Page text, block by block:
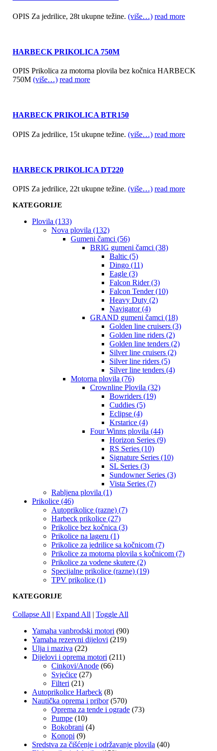
OPIS Za jedrilice, 28t ukupne težine. (više…) read more
HARBECK PRIKOLICA 750M
OPIS Prikolica za motorna plovila bez kočnica HARBECK
750M (više…) read more
HARBECK PRIKOLICA BTR150
OPIS Za jedrilice, 15t ukupne težine. (više…) read more
HARBECK PRIKOLICA DT220
OPIS Za jedrilice, 22t ukupne težine. (više…) read more
KATEGORIJE
Plovila (133)
Nova plovila (132)
Gumeni čamci (56)
BRIG gumeni čamci (38)
Baltic (5)
Dingo (11)
Eagle (3)
Falcon Rider (3)
Falcon Tender (10)
Heavy Duty (2)
Navigator (4)
GRAND gumeni čamci (18)
Golden line cruisers (3)
Golden line riders (2)
Golden line tenders (2)
Silver line cruisers (2)
Silver line riders (5)
Silver line tenders (4)
Motorna plovila (76)
Crownline Plovila (32)
Bowriders (19)
Cuddies (5)
Eclipse (4)
Krstarice (4)
Four Winns plovila (44)
Horizon Series (9)
RS Series (10)
Signature Series (10)
SL Series (3)
Sundowner Series (3)
Vista Series (7)
Rabljena plovila (1)
Prikolice (46)
Autoprikolice (razne) (7)
Harbeck prikolice (27)
Prikolice bez kočnica (3)
Prikolice na lageru (1)
Prikolice za jedrilice sa kočnicom (7)
Prikolice za motorna plovila s kočnicom (7)
Prikolice za vodene skutere (2)
Specijalne prikolice (razne) (19)
TPV prikolice (1)
KATEGORIJE
Collapse All | Expand All | Toggle All
Yamaha vanbrodski motori (90)
Yamaha rezervni dijelovi (219)
Ulja i maziva (22)
Dijelovi i oprema motori (211)
Cinkovi/Anode (66)
Svjećice (27)
Filteri (21)
Autoprikolice Harbeck (8)
Nautička oprema i pribor (570)
Oprema za tende i ograde (73)
Pumpe (10)
Bokobrani (4)
Konopi (9)
Sredstva za čišćenje i održavanje plovila (40)